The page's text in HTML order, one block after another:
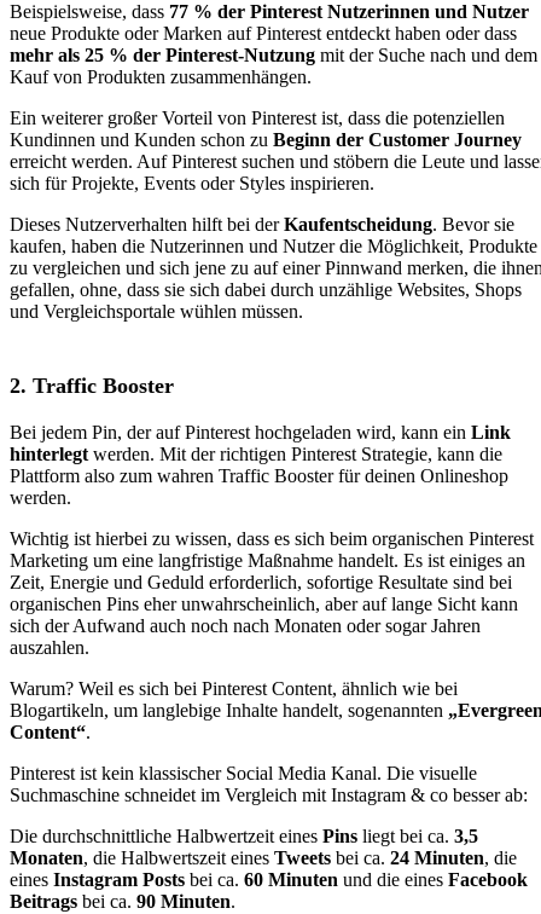
Beispielsweise, dass 77 % der Pinterest Nutzerinnen und Nutzer
neue Produkte oder Marken auf Pinterest entdeckt haben oder dass
mehr als 25 % der Pinterest-Nutzung mit der Suche nach und dem
Kauf von Produkten zusammenhängen.
Ein weiterer großer Vorteil von Pinterest ist, dass die potenziellen
Kundinnen und Kunden schon zu Beginn der Customer Journey
erreicht werden. Auf Pinterest suchen und stöbern die Leute und
sich für Projekte, Events oder Styles inspirieren.
Dieses Nutzerverhalten hilft bei derKaufentscheidung. Bevor sie
kaufen, haben die Nutzerinnen und Nutzer die Möglichkeit, Produkte
zu vergleichen und sich jene zu auf einer Pinnwand merken, die
gefallen, ohne, dass sie sich dabei durch unzählige Websites, Shops
und Vergleichsportale wühlen müssen.
2. Traffic Booster
Bei jedem Pin, der auf Pinterest hochgeladen wird, kann ein Link
hinterlegt werden. Mit der richtigen Pinterest Strategie, kann die
Plattform also zum wahren Traffic Booster für deinen Onlineshop
werden.
Wichtig ist hierbei zu wissen, dass es sich beim organischen Pinterest
Marketing um eine langfristige Maßnahme handelt. Es ist einiges an
Zeit, Energie und Geduld erforderlich, sofortige Resultate sind bei
organischen Pins eher unwahrscheinlich, aber auf lange Sicht kann
sich der Aufwand auch noch nach Monaten oder sogar Jahren
auszahlen.
Warum? Weil es sich bei Pinterest Content, ähnlich wie bei
Blogartikeln, um langlebige Inhalte handelt, sogenannten
Content“.
Pinterest ist kein klassischer Social Media Kanal. Die visuelle
Suchmaschine schneidet im Vergleich mit Instagram & co besser ab:
Die durchschnittliche Halbwertzeit eines Pins liegt bei ca. 3,5
Monaten, die Halbwertszeit eines Tweets bei ca. 24 Minuten, die
eines Instagram Posts bei ca. 60 Minuten und die eines Facebook
Beitrags bei ca. 90 Minuten.